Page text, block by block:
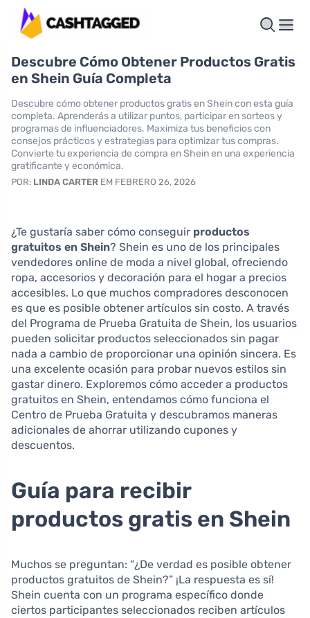
Descubre Cómo Obtener Productos Gratis
en Shein Guía Completa
Descubre cómo obtener productos gratis en Shein con esta guía
completa. Aprenderás a utilizar puntos, participar en sorteos y
programas de influenciadores. Maximiza tus beneficios con
consejos prácticos y estrategias para optimizar tus compras.
Convierte tu experiencia de compra en Shein en una experiencia
gratificante y económica.
POR: LINDA CARTER EM FEBRERO 26, 2026
¿Te gustaría saber cómo conseguir productos
gratuitos en Shein? Shein es uno de los principales
vendedores online de moda a nivel global, ofreciendo
ropa, accesorios y decoración para el hogar a precios
accesibles. Lo que muchos compradores desconocen
es que es posible obtener artículos sin costo. A través
del Programa de Prueba Gratuita de Shein, los usuarios
pueden solicitar productos seleccionados sin pagar
nada a cambio de proporcionar una opinión sincera. Es
una excelente ocasión para probar nuevos estilos sin
gastar dinero. Exploremos cómo acceder a productos
gratuitos en Shein, entendamos cómo funciona el
Centro de Prueba Gratuita y descubramos maneras
adicionales de ahorrar utilizando cupones y
descuentos.
Guía para recibir
productos gratis en Shein
Muchos se preguntan: “¿De verdad es posible obtener
productos gratuitos de Shein?” ¡La respuesta es sí!
Shein cuenta con un programa específico donde
ciertos participantes seleccionados reciben artículos